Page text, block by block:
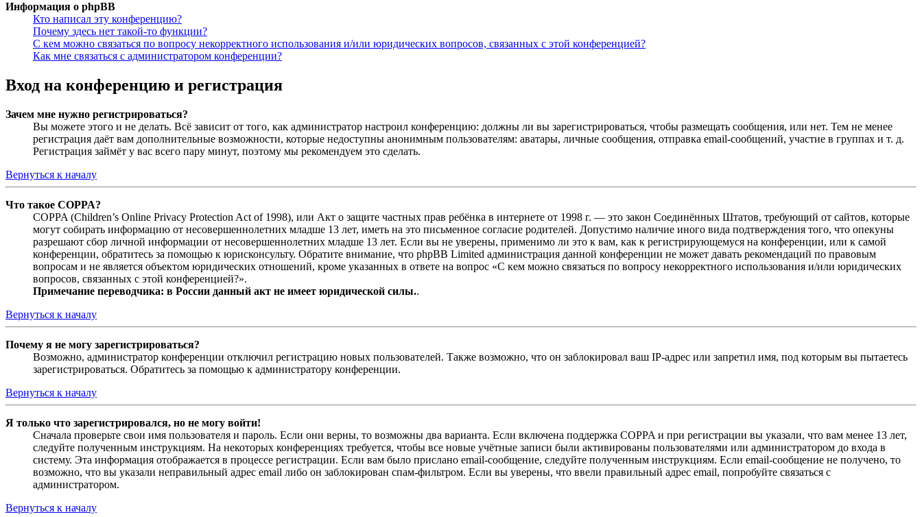
Информация о phpBB
Кто написал эту конференцию?
Почему здесь нет такой-то функции?
С кем можно связаться по вопросу некорректного использования и/или юридических вопросов, связанных с этой конференцией?
Как мне связаться с администратором конференции?
Вход на конференцию и регистрация
Зачем мне нужно регистрироваться?
Вы можете этого и не делать. Всё зависит от того, как администратор настроил конференцию: должны ли вы зарегистрироваться, чтобы размещать сообщения, или нет. Тем не менее
регистрация даёт вам дополнительные возможности, которые недоступны анонимным пользователям: аватары, личные сообщения, отправка email-сообщений, участие в группах и т. д.
Регистрация займёт у вас всего пару минут, поэтому мы рекомендуем это сделать.
Вернуться к началу
Что такое COPPA?
COPPA (Children’s Online Privacy Protection Act of 1998), или Акт о защите частных прав ребёнка в интернете от 1998 г. — это закон Соединённых Штатов, требующий от сайтов, которые
могут собирать информацию от несовершеннолетних младше 13 лет, иметь на это письменное согласие родителей. Допустимо наличие иного вида подтверждения того, что опекуны
разрешают сбор личной информации от несовершеннолетних младше 13 лет. Если вы не уверены, применимо ли это к вам, как к регистрирующемуся на конференции, или к самой
конференции, обратитесь за помощью к юрисконсульту. Обратите внимание, что phpBB Limited администрация данной конференции не может давать рекомендаций по правовым
вопросам и не является объектом юридических отношений, кроме указанных в ответе на вопрос «С кем можно связаться по вопросу некорректного использования и/или юридических
вопросов, связанных с этой конференцией?».
Примечание переводчика: в России данный акт не имеет юридической силы..
Вернуться к началу
Почему я не могу зарегистрироваться?
Возможно, администратор конференции отключил регистрацию новых пользователей. Также возможно, что он заблокировал ваш IP-адрес или запретил имя, под которым вы пытаетесь
зарегистрироваться. Обратитесь за помощью к администратору конференции.
Вернуться к началу
Я только что зарегистрировался, но не могу войти!
Сначала проверьте свои имя пользователя и пароль. Если они верны, то возможны два варианта. Если включена поддержка COPPA и при регистрации вы указали, что вам менее 13 лет,
следуйте полученным инструкциям. На некоторых конференциях требуется, чтобы все новые учётные записи были активированы пользователями или администратором до входа в
систему. Эта информация отображается в процессе регистрации. Если вам было прислано email-сообщение, следуйте полученным инструкциям. Если email-сообщение не получено, то
возможно, что вы указали неправильный адрес email либо он заблокирован спам-фильтром. Если вы уверены, что ввели правильный адрес email, попробуйте связаться с
администратором.
Вернуться к началу